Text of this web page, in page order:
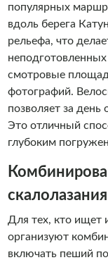
популярных
вдоль берега
рельефа, что
смотровые
фотографий.
позволяет за день
Это отличный
глубоким
скалолазания
Для тех, кто ищет
организуют
включать пеший